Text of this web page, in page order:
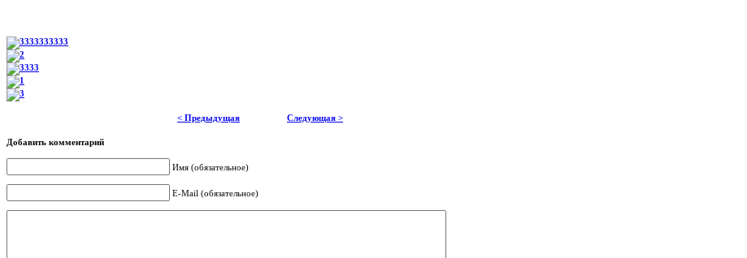
< Предыдущая Следующая >
Добавить комментарий
Имя (обязательное)
E-Mail (обязательное)